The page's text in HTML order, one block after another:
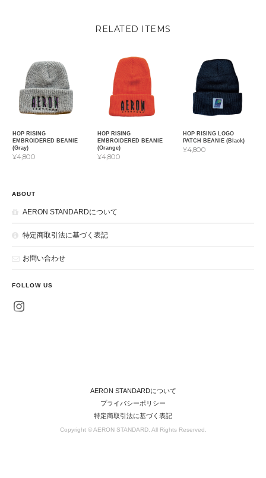
RELATED ITEMS
HOP RISING
EMBROIDERED BEANIE
(Gray)
¥4,800
HOP RISING
EMBROIDERED BEANIE
(Orange)
¥4,800
HOP RISING LOGO
PATCH BEANIE (Black)
¥4,800
ABOUT
AERON STANDARDについて
特定商取引法に基づく表記
お問い合わせ
FOLLOW US
AERON STANDARDについて
プライバシーポリシー
特定商取引法に基づく表記
Copyright © AERON STANDARD. All Rights Reserved.